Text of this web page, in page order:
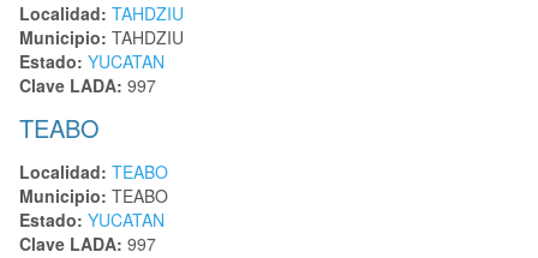
Localidad: TAHDZIU
Municipio: TAHDZIU
Estado: YUCATAN
Clave LADA: 997
TEABO
Localidad: TEABO
Municipio: TEABO
Estado: YUCATAN
Clave LADA: 997